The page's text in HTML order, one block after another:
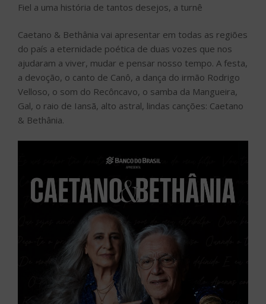
Fiel a uma história de tantos desejos, a turnê
Caetano & Bethânia vai apresentar em todas as regiões
do país a eternidade poética de duas vozes que nos
ajudaram a viver, mudar e pensar nosso tempo. A festa,
a devoção, o canto de Canô, a dança do irmão Rodrigo
Velloso, o som do Recôncavo, o samba da Mangueira,
Gal, o raio de Iansã, alto astral, lindas canções: Caetano
& Bethânia.